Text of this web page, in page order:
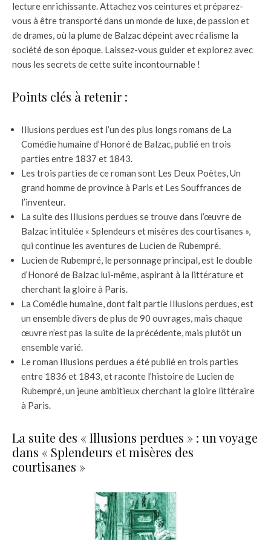
lecture enrichissante. Attachez vos ceintures et préparez-
vous à être transporté dans un monde de luxe, de passion et
de drames, où la plume de Balzac dépeint avec réalisme la
société de son époque. Laissez-vous guider et explorez avec
nous les secrets de cette suite incontournable !
Points clés à retenir :
Illusions perdues est l’un des plus longs romans de La
Comédie humaine d’Honoré de Balzac, publié en trois
parties entre 1837 et 1843.
Les trois parties de ce roman sont Les Deux Poètes, Un
grand homme de province à Paris et Les Souffrances de
l’inventeur.
La suite des Illusions perdues se trouve dans l’œuvre de
Balzac intitulée « Splendeurs et misères des courtisanes »,
qui continue les aventures de Lucien de Rubempré.
Lucien de Rubempré, le personnage principal, est le double
d’Honoré de Balzac lui-même, aspirant à la littérature et
cherchant la gloire à Paris.
La Comédie humaine, dont fait partie Illusions perdues, est
un ensemble divers de plus de 90 ouvrages, mais chaque
œuvre n’est pas la suite de la précédente, mais plutôt un
ensemble varié.
Le roman Illusions perdues a été publié en trois parties
entre 1836 et 1843, et raconte l’histoire de Lucien de
Rubempré, un jeune ambitieux cherchant la gloire littéraire
à Paris.
La suite des « Illusions perdues » : un voyage
dans « Splendeurs et misères des
courtisanes »